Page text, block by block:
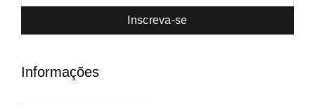
Inscreva-se
Informações